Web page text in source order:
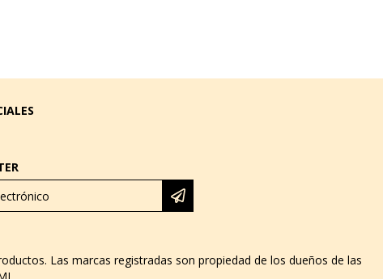
Las marcas registradas son propiedad de los dueños de las